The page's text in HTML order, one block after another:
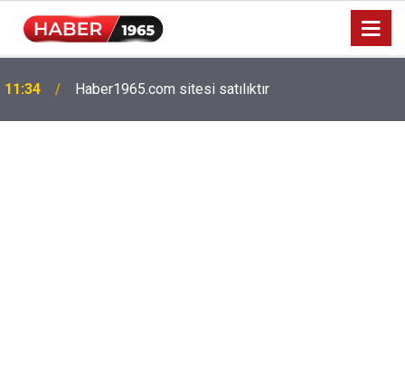
11:34 Haber1965.com sitesi satılıktır
15:52
hesaplarda